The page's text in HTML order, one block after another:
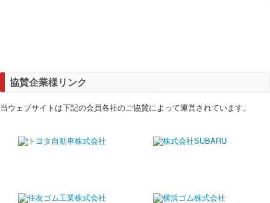
協賛企業様リンク
当ウェブサイトは下記の会員各社のご協賛によって運営されています。